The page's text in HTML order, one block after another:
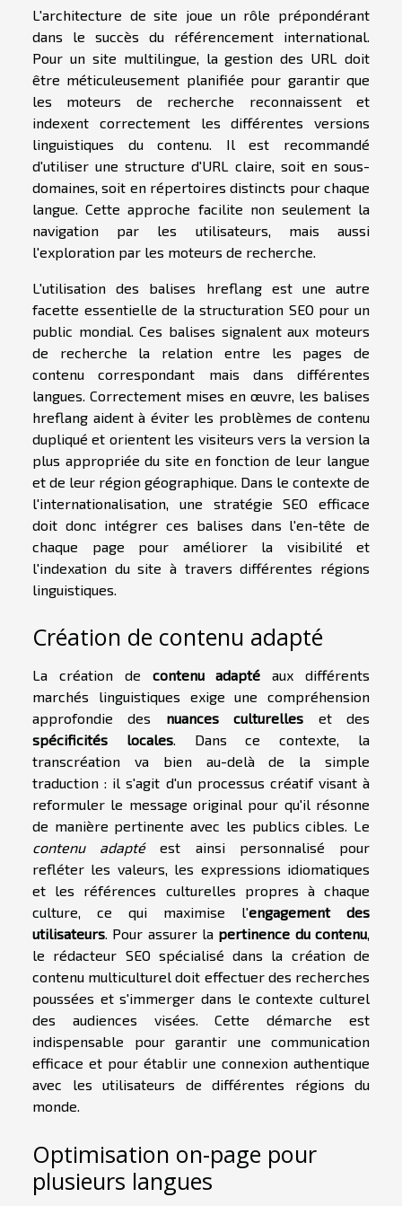
L'architecture de site joue un rôle prépondérant
dans le succès du référencement international.
Pour un site multilingue, la gestion des URL doit
être méticuleusement planifiée pour garantir que
les moteurs de recherche reconnaissent et
indexent correctement les différentes versions
linguistiques du contenu. Il est recommandé
d'utiliser une structure d'URL claire, soit en sous-
domaines, soit en répertoires distincts pour chaque
langue. Cette approche facilite non seulement la
navigation par les utilisateurs, mais aussi
l'exploration par les moteurs de recherche.
L'utilisation des balises hreflang est une autre
facette essentielle de la structuration SEO pour un
public mondial. Ces balises signalent aux moteurs
de recherche la relation entre les pages de
contenu correspondant mais dans différentes
langues. Correctement mises en œuvre, les balises
hreflang aident à éviter les problèmes de contenu
dupliqué et orientent les visiteurs vers la version la
plus appropriée du site en fonction de leur langue
et de leur région géographique. Dans le contexte de
l'internationalisation, une stratégie SEO efficace
doit donc intégrer ces balises dans l'en-tête de
chaque page pour améliorer la visibilité et
l'indexation du site à travers différentes régions
linguistiques.
Création de contenu adapté
La création de contenu adapté aux différents
marchés linguistiques exige une compréhension
approfondie des nuances culturelles et des
spécificités locales. Dans ce contexte, la
transcréation va bien au-delà de la simple
traduction : il s'agit d'un processus créatif visant à
reformuler le message original pour qu'il résonne
de manière pertinente avec les publics cibles. Le
contenu adaptéest ainsi personnalisé pour
refléter les valeurs, les expressions idiomatiques
et les références culturelles propres à chaque
culture, ce qui maximise l'engagement des
utilisateurs. Pour assurer la pertinence du contenu,
le rédacteur SEO spécialisé dans la création de
contenu multiculturel doit effectuer des recherches
poussées et s'immerger dans le contexte culturel
des audiences visées. Cette démarche est
indispensable pour garantir une communication
efficace et pour établir une connexion authentique
avec les utilisateurs de différentes régions du
monde.
Optimisation on-page pour
plusieurs langues